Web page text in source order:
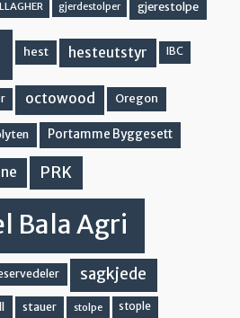
gjerdestolper gjerestolpe
hest hesteutstyr IBC
octowood Oregon
Portamme Byggesett
PRK
Bala Agri
sagkjede
stauer stolpe stople